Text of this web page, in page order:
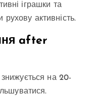
іграшки та
активність.
after
на 20-